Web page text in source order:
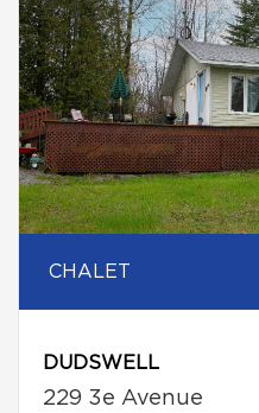
CHALET
DUDSWELL
229 3e Avenue